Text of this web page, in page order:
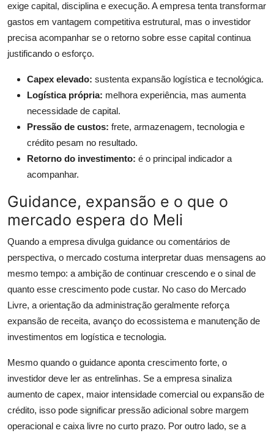
exige capital, disciplina e execução. A empresa tenta transformar
gastos em vantagem competitiva estrutural, mas o investidor
precisa acompanhar se o retorno sobre esse capital continua
justificando o esforço.
Capex elevado: sustenta expansão logística e tecnológica.
Logística própria: melhora experiência, mas aumenta
necessidade de capital.
Pressão de custos: frete, armazenagem, tecnologia e
crédito pesam no resultado.
Retorno do investimento: é o principal indicador a
acompanhar.
Guidance, expansão e o que o
mercado espera do Meli
Quando a empresa divulga guidance ou comentários de
perspectiva, o mercado costuma interpretar duas mensagens ao
mesmo tempo: a ambição de continuar crescendo e o sinal de
quanto esse crescimento pode custar. No caso do Mercado
Livre, a orientação da administração geralmente reforça
expansão de receita, avanço do ecossistema e manutenção de
investimentos em logística e tecnologia.
Mesmo quando o guidance aponta crescimento forte, o
investidor deve ler as entrelinhas. Se a empresa sinaliza
aumento de capex, maior intensidade comercial ou expansão de
crédito, isso pode significar pressão adicional sobre margem
operacional e caixa livre no curto prazo. Por outro lado, se a